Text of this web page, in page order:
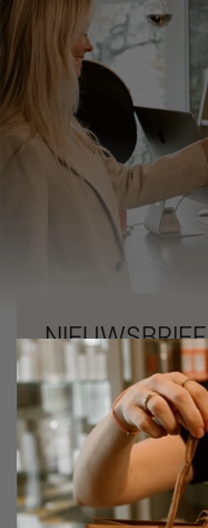
NIEUWSBRIEF
Vul jouw e-
euro korting op je